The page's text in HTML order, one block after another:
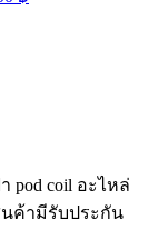
pod coil อะไหล่
ค้ามีรับประกัน